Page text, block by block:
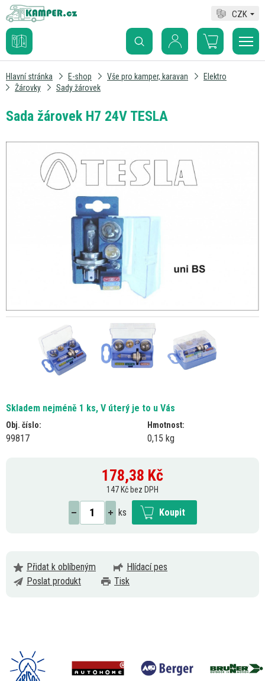
CZK
Hlavní stránka E-shop Vše pro kamper, karavan
Elektro
Žárovky
Sady žárovek
Sada žárovek H7 24V TESLA
Skladem nejméně 1 ks, V úterý je to u Vás
Obj. číslo:
99817
Hmotnost:
0,15 kg
178,38 Kč
147 Kč bez DPH
ks Koupit
Přidat k oblíbeným
Hlídací pes
Poslat produkt
Tisk